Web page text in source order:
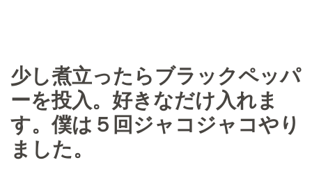
少し煮立ったらブラックペッパ
ーを投入。好きなだけ入れま
す。僕は５回ジャコジャコやり
ました。